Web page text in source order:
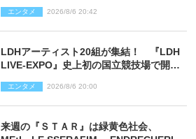
エンタメ 2026/8/6 20:42
LDHアーティスト20組が集結！ 『LDH
LIVE‐EXPO』史上初の国立競技場で開催
エンタメ 2026/8/6 20:00
来週の『ＳＴＡＲ』は緑黄色社会、